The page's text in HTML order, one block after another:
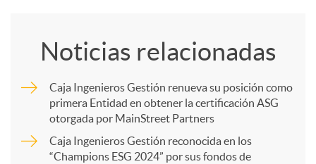
Noticias relacionadas
Caja Ingenieros Gestión renueva su posición como
primera Entidad en obtener la certificación ASG
otorgada por MainStreet Partners
Caja Ingenieros Gestión reconocida en los
“Champions ESG 2024” por sus fondos de